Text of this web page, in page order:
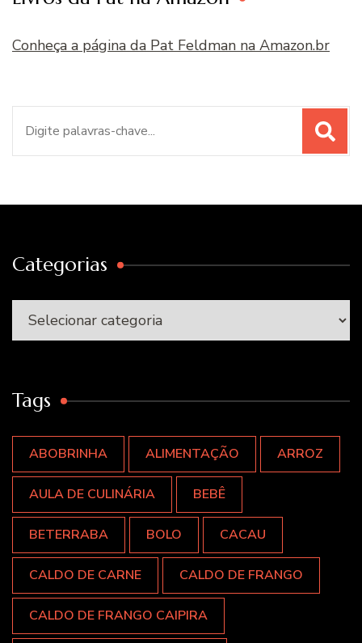
Conheça a página da Pat Feldman na Amazon.br
Categorias
Categorias
Tags
ABOBRINHA ALIMENTAÇÃO ARROZ
AULA DE CULINÁRIA BEBÊ
BETERRABA BOLO CACAU
CALDO DE CARNE CALDO DE FRANGO
CALDO DE FRANGO CAIPIRA